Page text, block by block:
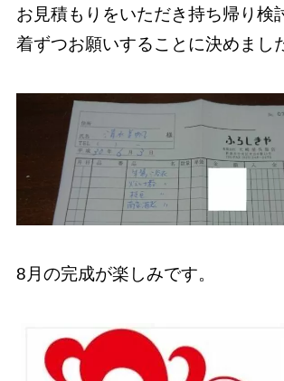
お見積もりをいただき持ち帰り検
着ずつお願いすることに決めまし
8月の完成が楽しみです。